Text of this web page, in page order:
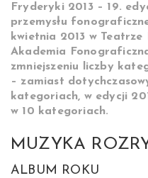
Fryderyki 2013 – 19.
przemysłu
kwietnia 2013 w Teatrze
Akademia
zmniejszeniu liczby
– zamiast
kategoriach, w edycji
w 10 kategoriach.
MUZYKA
ALBUM ROKU